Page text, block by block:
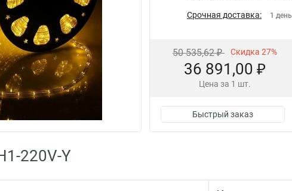
Срочная доставка: 1 день
50 535,62 ₽ Скидка 27%
36 891,00 ₽
Цена за 1 шт.
Быстрый заказ
220V-Y